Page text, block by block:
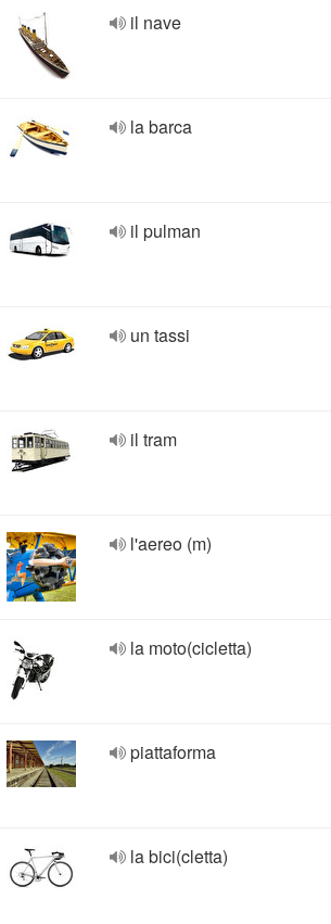
il nave
la barca
il pulman
un tassi
il tram
l'aereo (m)
la moto(cicletta)
piattaforma
la bici(cletta)